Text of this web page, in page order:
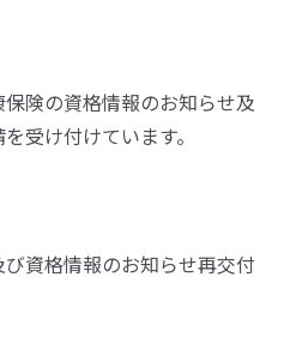
険の資格情報のお知らせ及
受け付けています。
資格情報のお知らせ再交付